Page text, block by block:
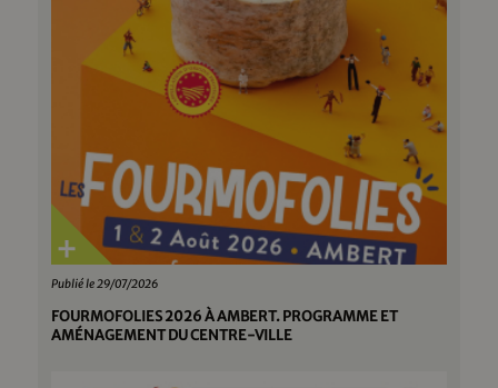
Publié le 29/07/2026
FOURMOFOLIES 2026 À AMBERT. PROGRAMME ET
AMÉNAGEMENT DU CENTRE-VILLE